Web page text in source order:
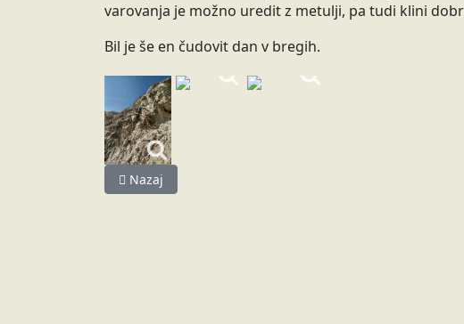
varovanja je možno uredit z metulji, pa tudi klini
Bil je še en čudovit dan v bregih.
Prejšnji prispevek: 4. tradicionalni ŽaoŽ ali bojevnice AoŽ
Nazaj